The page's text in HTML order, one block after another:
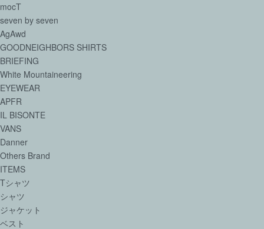
mocT
seven by seven
AgAwd
GOODNEIGHBORS SHIRTS
BRIEFING
White Mountaineering
EYEWEAR
APFR
IL BISONTE
VANS
Danner
Others Brand
ITEMS
Tシャツ
シャツ
ジャケット
ベスト